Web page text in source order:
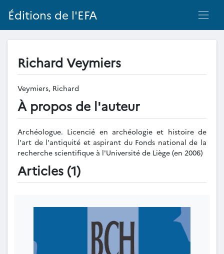
Éditions de l'EFA
Richard Veymiers
Veymiers, Richard
À propos de l'auteur
Archéologue. Licencié en archéologie et histoire de
l'art de l'antiquité et aspirant du Fonds national de la
recherche scientifique à l'Université de Liège (en 2006)
Articles (1)